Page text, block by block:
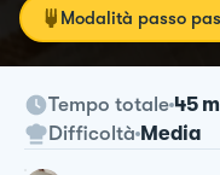
Modalità passo
Tempo totale 45
Difficoltà Media